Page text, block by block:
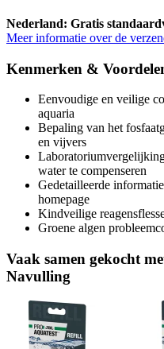
Nederland: Gratis
Meer informatie over de
Kenmerken &
Eenvoudige en veilige
aquaria
Bepaling van het
en vijvers
water te compenseren
Gedetailleerde
homepage
Kindveilige
Groene algen
Vaak samen gekocht
Navulling